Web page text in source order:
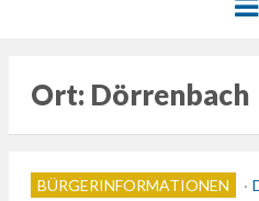
Ort: Dörrenbach
BÜRGERINFORMATIONEN